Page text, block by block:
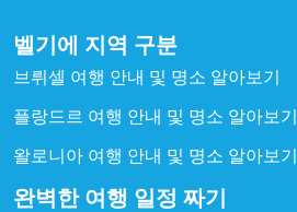
벨기에 지역 구분
브뤼셀 여행 안내 및 명소 알아보기
플랑드르 여행 안내 및 명소 알아보기
왈로니아 여행 안내 및 명소 알아보기
완벽한 여행 일정 짜기